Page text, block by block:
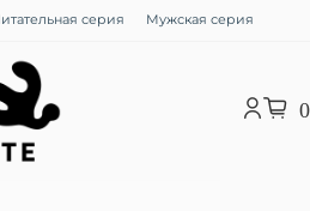
серия Мужская серия
0